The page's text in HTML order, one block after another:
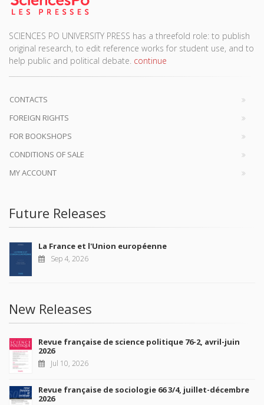
SCIENCES PO UNIVERSITY PRESS has a threefold role: to publish
original research, to edit reference works for student use, and to
help public and political debate. continue
CONTACTS
FOREIGN RIGHTS
FOR BOOKSHOPS
CONDITIONS OF SALE
MY ACCOUNT
Future Releases
La France et l'Union européenne
Sep 4, 2026
New Releases
Revue française de science politique 76-2, avril-juin
2026
Jul 10, 2026
Revue française de sociologie 66 3/4, juillet-décembre
2026